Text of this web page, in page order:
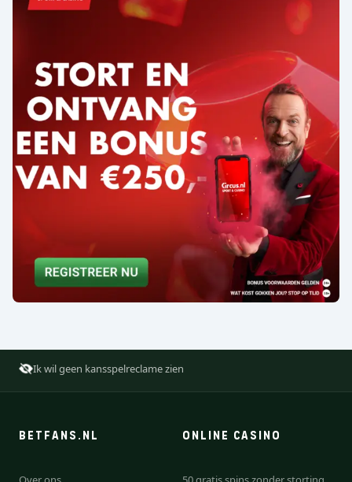
Ik wil geen kansspelreclame zien
BETFANS.NL ONLINE CASINO